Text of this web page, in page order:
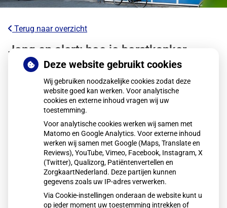
Terug naar overzicht
Jong en alert: hoe je borstkanker
herkent als je verder kijkt dan een
knobbeltje
Steeds meer jonge vrouwen krijgen borstkanker, terwijl
screening pas vanaf 50 jaar start. Daarom is eigen
alertheid cruciaal. Let niet alleen op knobbeltjes, maar ook
op huid-, vorm- en tepelveranderingen. Volgens KWF
Kankerbestrijding kan vroege herkenning het verschil
maken. Ga bij twijfel altijd naar de huisarts.
Lees het hele artikel op: Gez
Deze website gebruikt cookies
Wij gebruiken noodzakelijke cookies zodat deze
website goed kan werken. Voor analytische
cookies en externe inhoud vragen wij uw
toestemming.
Voor analytische cookies werken wij samen met
Matomo en Google Analytics. Voor externe inhoud
werken wij samen met Google (Maps, Translate en
Reviews), YouTube, Vimeo, Facebook, Instagram, X
(Twitter), Qualizorg, Patiëntenvertellen en
ZorgkaartNederland. Deze partijen kunnen
gegevens zoals uw IP-adres verwerken.
Via Cookie-instellingen onderaan de website kunt u
op ieder moment uw toestemming intrekken of